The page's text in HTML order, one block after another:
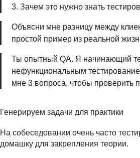
3. Зачем это нужно знать
Объясни мне разницу между
простой пример из реальной
Ты опытный QA. Я начинающий
нефункциональным
мне 3 вопроса, чтобы проверить
Генерируем задачи для практики
На собеседовании очень часто
домашку для закрепления теории.